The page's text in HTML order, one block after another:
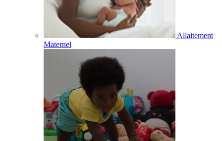
Allaitement
Maternel